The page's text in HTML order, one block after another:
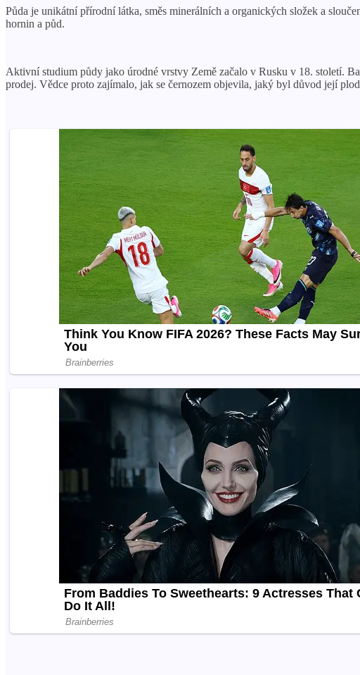
Půda je unikátní přírodní látka, směs minerálních a organických složek a
hornin a půd.
Aktivní studium půdy jako úrodné vrstvy Země začalo v Rusku v 18. století.
prodej. Vědce proto zajímalo, jak se černozem objevila, jaký byl důvod její